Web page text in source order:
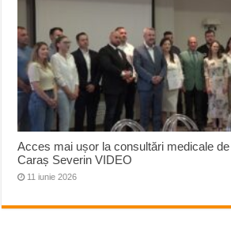
Acces mai ușor la consultări medicale
Caraș Severin VIDEO
11 iunie 2026